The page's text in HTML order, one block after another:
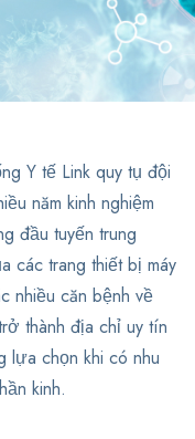
Y tế Link quy tụ đội
năm kinh nghiệm
đầu tuyến trung
trang thiết bị máy
nhiều căn bệnh về
thành địa chỉ uy tín
chọn khi có nhu
kinh.